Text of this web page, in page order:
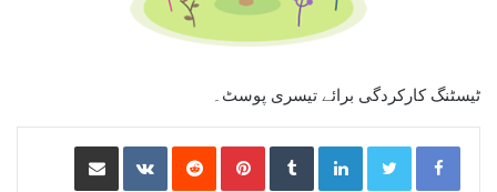
ٹیسٹنگ کارکردگی برائے تیسری پوسٹ۔
LinkedIn
Tumblr
Pinterest
Reddit
VKontakte